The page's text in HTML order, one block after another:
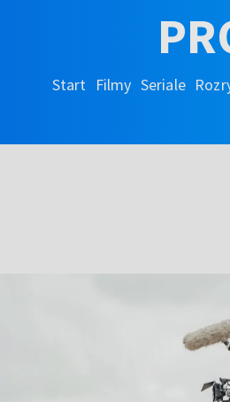
Start Filmy Seriale